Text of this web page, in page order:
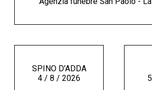
SPINO D'ADDA
4 / 8 / 2026